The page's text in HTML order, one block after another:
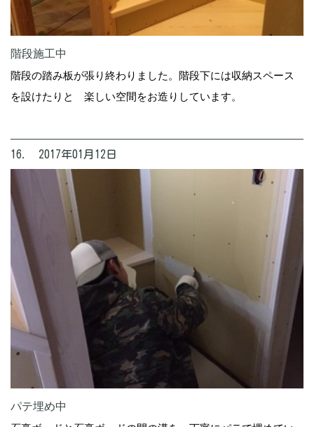
階段施工中
階段の踏み板が張り終わりました。階段下には収納スペース
を設けたりと 楽しい空間をお造りしています。
16. 2017年01月12日
パテ埋め中